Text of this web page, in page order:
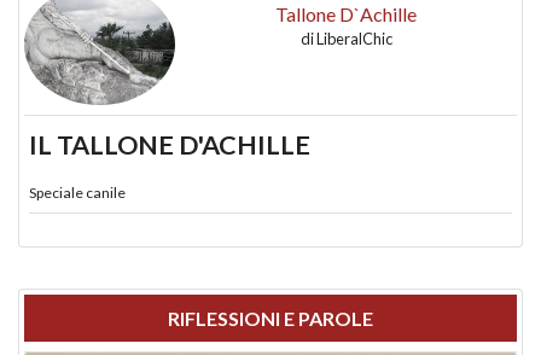
Tallone D`Achille
diLiberalChic
IL TALLONE D'ACHILLE
Speciale canile
RIFLESSIONI E PAROLE